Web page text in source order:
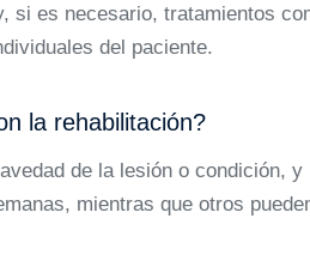
si es necesario, tratamientos
del paciente.
la rehabilitación?
de la lesión o condición,
mientras que otros